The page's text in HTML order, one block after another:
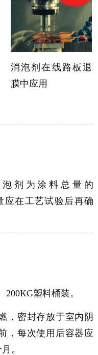
消泡剂在线路板退
膜中应用
剂为涂料总量的
应在工艺试验后再确
塑料桶装。
，密封存放于室内阴
，每次使用后容器应
。